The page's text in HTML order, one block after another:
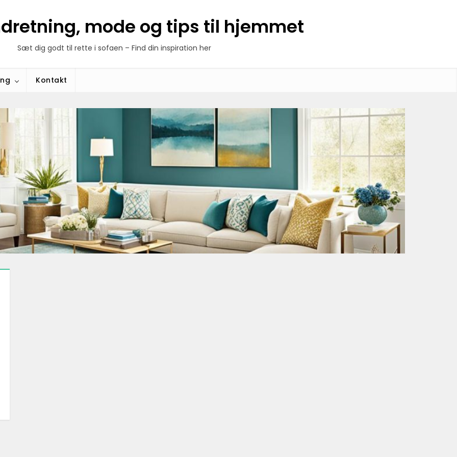
mode og tips til hjemmet
Sæt dig godt til rette i sofaen – Find din inspiration her
Kontakt